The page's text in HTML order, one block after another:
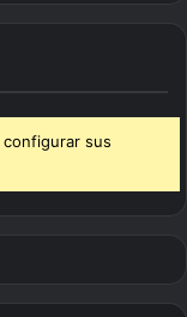
configurar sus